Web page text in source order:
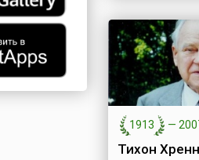
1913 —
Тихон